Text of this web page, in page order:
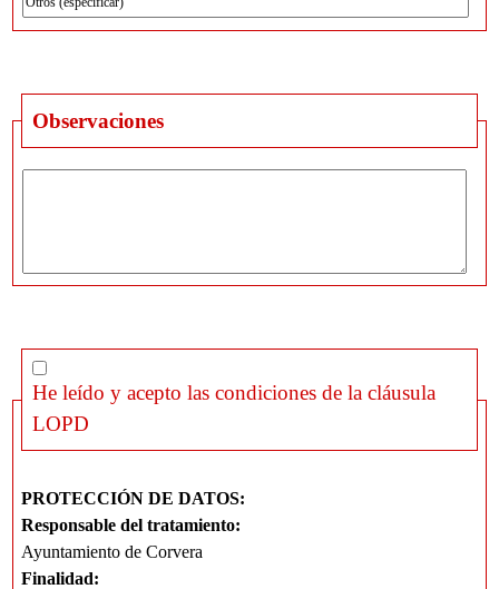
Observaciones
He leído y acepto las condiciones de la cláusula
LOPD
PROTECCIÓN DE DATOS:
Responsable del tratamiento:
Ayuntamiento de Corvera
Finalidad: